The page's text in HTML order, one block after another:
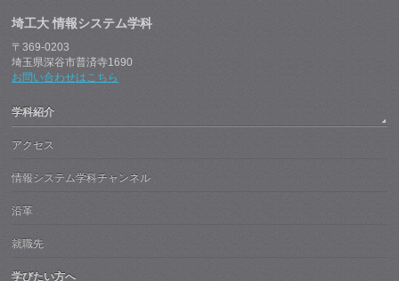
埼工大 情報システム学科
〒369-0203
埼玉県深谷市普済寺1690
お問い合わせはこちら
学科紹介
アクセス
情報システム学科チャンネル
沿革
就職先
学びたい方へ